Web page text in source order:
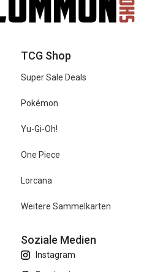
TCG Shop
Super Sale Deals
Pokémon
Yu-Gi-Oh!
One Piece
Lorcana
Weitere Sammelkarten
Soziale Medien
Instagram